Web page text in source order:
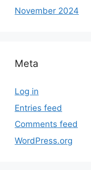
November 2024
Meta
Log in
Entries feed
Comments feed
WordPress.org